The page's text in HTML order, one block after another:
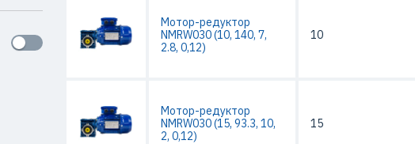
Мотор-редуктор
NMRW030 (10, 140, 7,
2.8, 0,12)
10
Мотор-редуктор
NMRW030 (15, 93.3, 10,
2, 0,12)
15